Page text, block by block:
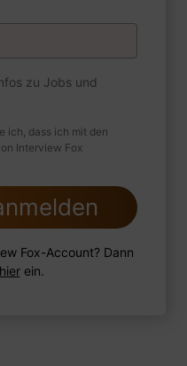
das Verhältnis zu
erzählen?
Audio aufnehmen
zu Jobs und
ich, dass ich mit den
Interview Fox
Fox-Account? Dann
hierein.